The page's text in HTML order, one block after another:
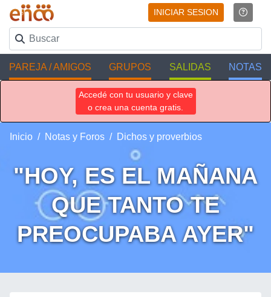
INICIAR SESION
PAREJA / AMIGOS GRUPOS SALIDAS NOTAS
Accedé con tu usuario y clave
o crea una cuenta gratis.
Inicio Notas y Foros Dichos y proverbios
"HOY, ES EL MAÑANA
QUE TANTO TE
PREOCUPABA AYER"